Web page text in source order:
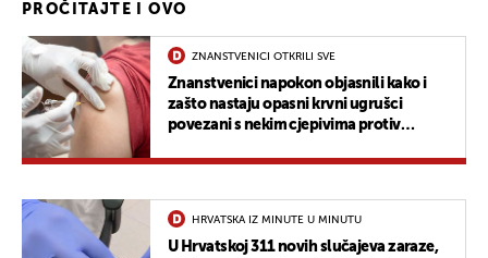
PROČITAJTE I OVO
ZNANSTVENICI OTKRILI SVE
Znanstvenici napokon objasnili kako i
zašto nastaju opasni krvni ugrušci
povezani s nekim cjepivima protiv
HRVATSKA IZ MINUTE U MINUTU
U Hrvatskoj 311 novih slučajeva zaraze,